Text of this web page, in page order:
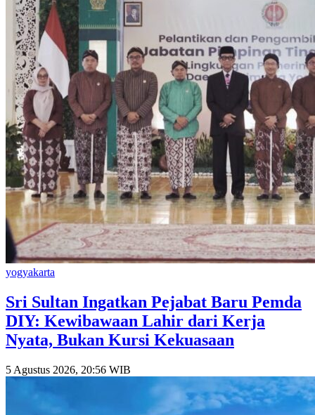
yogyakarta
Sri Sultan Ingatkan Pejabat Baru Pemda
DIY: Kewibawaan Lahir dari Kerja
Nyata, Bukan Kursi Kekuasaan
5 Agustus 2026, 20:56 WIB